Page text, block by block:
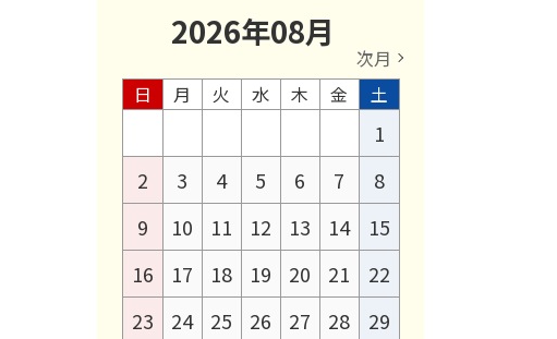
2026年08月
次月
日
月 火 水 木 金 土
1
2
3 4 5 6 7
8
9
10 11 12 13 14
15
16
17 18 19 20 21
22
23
24 25 26 27 28
29